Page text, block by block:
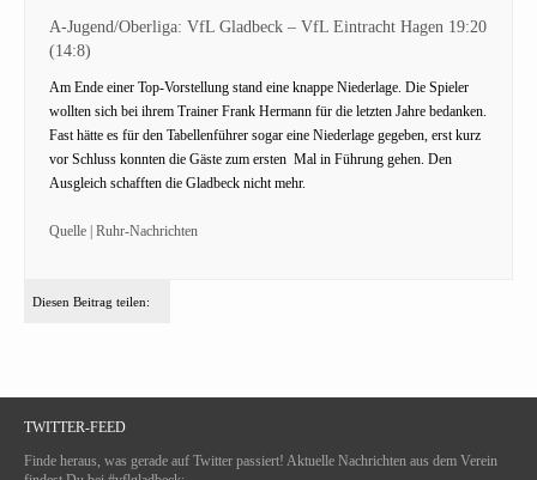
A-Jugend/Oberliga: VfL Gladbeck – VfL Eintracht Hagen 19:20
(14:8)
Am Ende einer Top-Vorstellung stand eine knappe Niederlage. Die Spieler
wollten sich bei ihrem Trainer Frank Hermann für die letzten Jahre bedanken.
Fast hätte es für den Tabellenführer sogar eine Niederlage gegeben, erst kurz
vor Schluss konnten die Gäste zum ersten Mal in Führung gehen. Den
Ausgleich schafften die Gladbeck nicht mehr.
Quelle | Ruhr-Nachrichten
Diesen Beitrag teilen:
TWITTER-FEED
Finde heraus, was gerade auf Twitter passiert! Aktuelle Nachrichten aus dem Verein